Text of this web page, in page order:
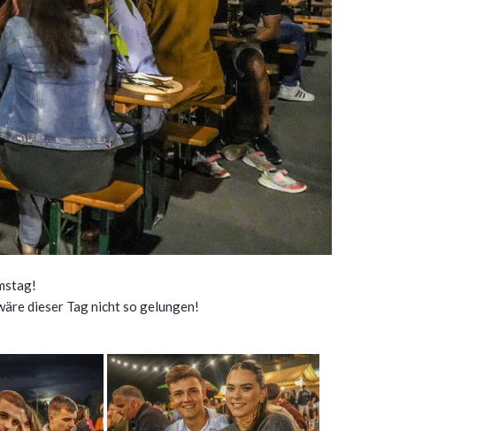
dieser Tag nicht so gelungen!